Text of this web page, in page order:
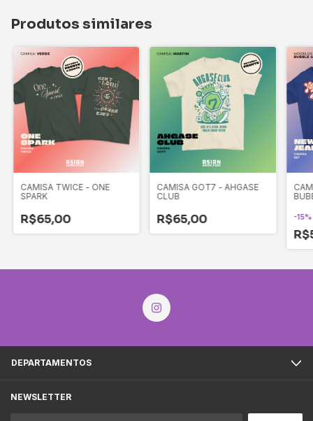
Produtos similares
CAMISA TWICE - ONE
SPARK
R$65,00
CAMISA GOT7 - AHGASE
CLUB
R$65,00 -15%
DEPARTAMENTOS
NEWSLETTER